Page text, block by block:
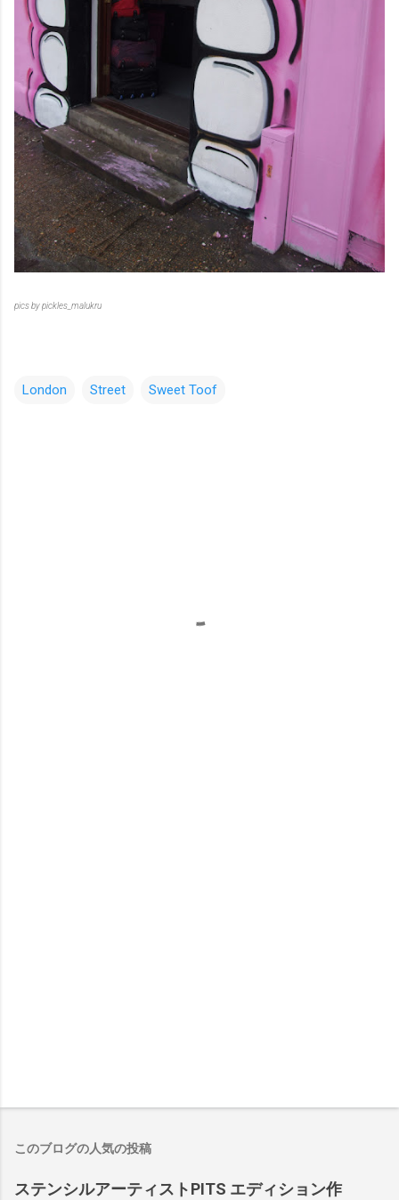
pics by pickles_malukru
London Street Sweet Toof
このブログの人気の投稿
ステンシルアーティストPITS エディション作